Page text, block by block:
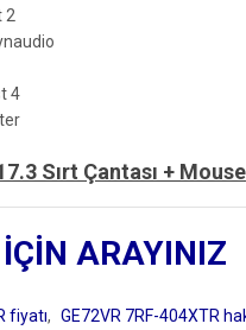
2
4
Sırt Çantası + Mouse
ARAYINIZ
fiyatı, GE72VR 7RF-404XTR